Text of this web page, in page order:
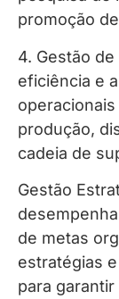
promoção
4. Gestão
eficiência e
produção,
cadeia de
Gestão
de metas
estratégias
para